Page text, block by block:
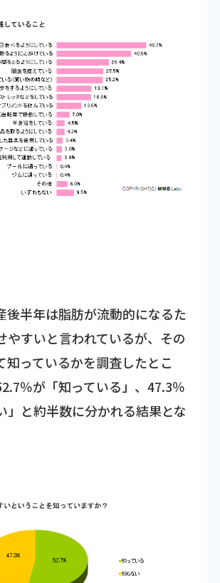
後半年は脂肪が流動的になるた
やすいと言われているが、その
知っているかを調査したとこ
％が「知っている」、47.3％
」と約半数に分かれる結果とな